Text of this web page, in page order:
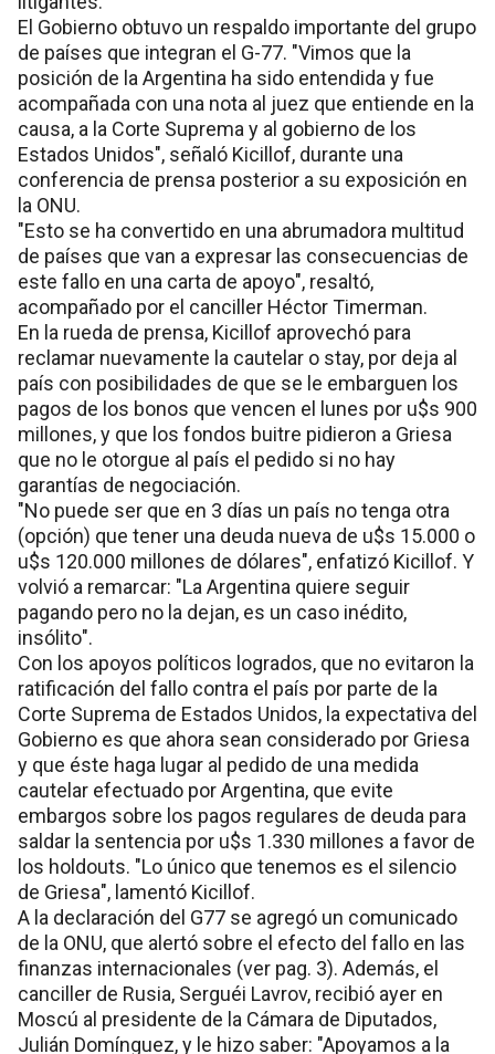
El Gobierno obtuvo un respaldo importante del grupo
de países que integran el G-77. "Vimos que la
posición de la Argentina ha sido entendida y fue
acompañada con una nota al juez que entiende en la
causa, a la Corte Suprema y al gobierno de los
Estados Unidos", señaló Kicillof, durante una
conferencia de prensa posterior a su exposición en
la ONU.
"Esto se ha convertido en una abrumadora multitud
de países que van a expresar las consecuencias de
este fallo en una carta de apoyo", resaltó,
acompañado por el canciller Héctor Timerman.
En la rueda de prensa, Kicillof aprovechó para
reclamar nuevamente la cautelar o stay, por deja al
país con posibilidades de que se le embarguen los
pagos de los bonos que vencen el lunes por u$s 900
millones, y que los fondos buitre pidieron a Griesa
que no le otorgue al país el pedido si no hay
garantías de negociación.
"No puede ser que en 3 días un país no tenga otra
(opción) que tener una deuda nueva de u$s 15.000 o
u$s 120.000 millones de dólares", enfatizó Kicillof. Y
volvió a remarcar: "La Argentina quiere seguir
pagando pero no la dejan, es un caso inédito,
insólito".
Con los apoyos políticos logrados, que no evitaron la
ratificación del fallo contra el país por parte de la
Corte Suprema de Estados Unidos, la expectativa del
Gobierno es que ahora sean considerado por Griesa
y que éste haga lugar al pedido de una medida
cautelar efectuado por Argentina, que evite
embargos sobre los pagos regulares de deuda para
saldar la sentencia por u$s 1.330 millones a favor de
los holdouts. "Lo único que tenemos es el silencio
de Griesa", lamentó Kicillof.
A la declaración del G77 se agregó un comunicado
de la ONU, que alertó sobre el efecto del fallo en las
finanzas internacionales (ver pag. 3). Además, el
canciller de Rusia, Serguéi Lavrov, recibió ayer en
Moscú al presidente de la Cámara de Diputados,
Julián Domínguez, y le hizo saber: "Apoyamos a la